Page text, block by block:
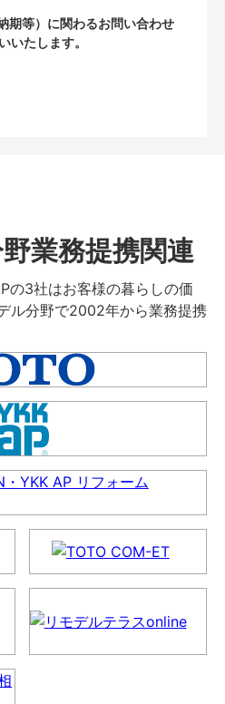
期等）に関わるお問い合わせ
いたします。
業務提携関連
の3社はお客様の暮らしの価
ル分野で2002年から業務提携